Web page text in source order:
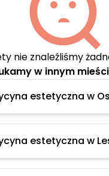
nie znaleźliśmy
w innym
estetyczna w
estetyczna w